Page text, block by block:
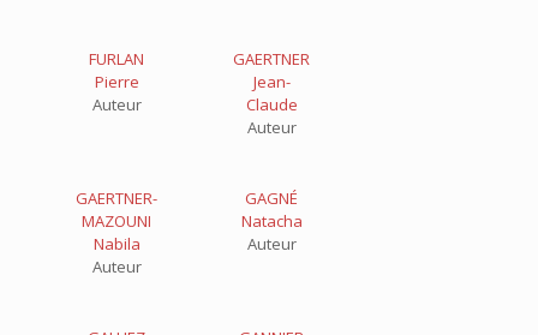
FURLAN
Pierre
Auteur
GAERTNER
Jean-
Claude
Auteur
GAERTNER-
MAZOUNI
Nabila
Auteur
GAGNÉ
Natacha
Auteur